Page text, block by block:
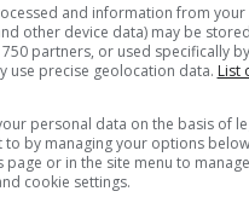
Crea una nueva
Más información
and information from your
other device data) may be
partners, or used specifically
use precise geolocation data. List
personal data on the basis of
to by managing your options
or in the site menu to
cookie settings.